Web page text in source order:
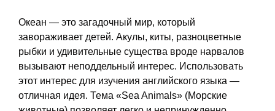
Океан — это загадочный мир, который
завораживает детей. Акулы, киты, разноцветные
рыбки и удивительные существа вроде нарвалов
вызывают неподдельный интерес. Использовать
этот интерес для изучения английского языка —
отличная идея. Тема «Sea Animals» (Морские